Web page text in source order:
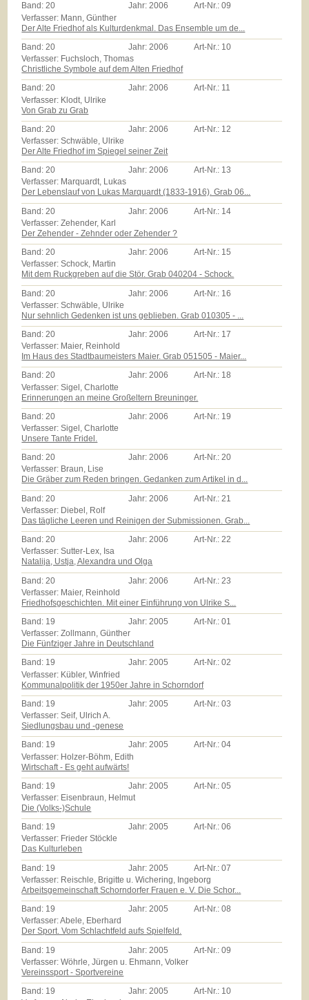
Band:20 Jahr:2006 Art-Nr.:09
Verfasser: Mann, Günther
Der Alte Friedhof als Kulturdenkmal. Das Ensemble um de...
Band:20 Jahr:2006 Art-Nr.: 10
Verfasser: Fuchsloch, Thomas
Christliche Symbole auf dem Alten Friedhof
Band:20 Jahr:2006 Art-Nr.: 11
Verfasser: Klodt, Ulrike
Von Grab zu Grab
Band: 20 Jahr: 2006 Art-Nr.: 12
Verfasser: Schwäble, Ulrike
Der Alte Friedhof im Spiegel seiner Zeit
Band:20 Jahr:2006 Art-Nr.: 13
Verfasser: Marquardt, Lukas
Der Lebenslauf von Lukas Marquardt (1833-1916). Grab 06...
Band: 20 Jahr: 2006 Art-Nr.: 14
Verfasser: Zehender, Karl
Der Zehender - Zehnder oder Zehender ?
Band:20 Jahr:2006 Art-Nr.: 15
Verfasser: Schock, Martin
Mit dem Ruckgreben auf die Stör. Grab 040204 - Schock.
Band: 20 Jahr: 2006 Art-Nr.: 16
Verfasser: Schwäble, Ulrike
Nur sehnlich Gedenken ist uns geblieben. Grab 010305 - ...
Band:20 Jahr:2006 Art-Nr.: 17
Verfasser: Maier, Reinhold
Im Haus des Stadtbaumeisters Maier. Grab 051505 - Maier...
Band:20 Jahr:2006 Art-Nr.: 18
Verfasser: Sigel, Charlotte
Erinnerungen an meine Großeltern Breuninger.
Band:20 Jahr:2006 Art-Nr.: 19
Verfasser: Sigel, Charlotte
Unsere Tante Fridel.
Band:20 Jahr:2006 Art-Nr.:20
Verfasser: Braun, Lise
Die Gräber zum Reden bringen. Gedanken zum Artikel in d...
Band: 20 Jahr: 2006 Art-Nr.: 21
Verfasser: Diebel, Rolf
Das tägliche Leeren und Reinigen der Submissionen. Grab...
Band:20 Jahr:2006 Art-Nr.:22
Verfasser: Sutter-Lex, Isa
Natalija, Ustja, Alexandra und Olga
Band: 20 Jahr: 2006 Art-Nr.: 23
Verfasser: Maier, Reinhold
Friedhofsgeschichten. Mit einer Einführung von Ulrike S...
Band: 19 Jahr:2005 Art-Nr.:01
Verfasser: Zollmann, Günther
Die Fünfziger Jahre in Deutschland
Band: 19 Jahr:2005 Art-Nr.:02
Verfasser: Kübler, Winfried
Kommunalpolitik der 1950er Jahre in Schorndorf
Band: 19 Jahr:2005 Art-Nr.:03
Verfasser: Seif, Ulrich A.
Siedlungsbau und -genese
Band: 19 Jahr:2005 Art-Nr.:04
Verfasser: Holzer-Böhm, Edith
Wirtschaft - Es geht aufwärts!
Band: 19 Jahr: 2005 Art-Nr.:05
Verfasser: Eisenbraun, Helmut
Die (Volks-)Schule
Band: 19 Jahr:2005 Art-Nr.:06
Verfasser: Frieder Stöckle
Das Kulturleben
Band: 19 Jahr: 2005 Art-Nr.:07
Verfasser: Reischle, Brigitte u. Wichering, Ingeborg
Arbeitsgemeinschaft Schorndorfer Frauen e. V. Die Schor...
Band: 19 Jahr:2005 Art-Nr.:08
Verfasser: Abele, Eberhard
Der Sport. Vom Schlachtfeld aufs Spielfeld.
Band: 19 Jahr: 2005 Art-Nr.:09
Verfasser: Wöhrle, Jürgen u. Ehmann, Volker
Vereinssport - Sportvereine
Band: 19 Jahr:2005 Art-Nr.: 10